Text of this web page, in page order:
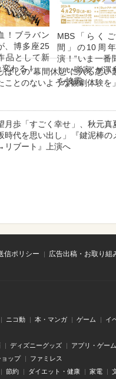
！ブラバン
、博多座25
品として新
変わる！
MBS「らく
間」の10周
演！“いま一番
しい噺家”が渾
を披露
ばしの“幕間休憩”に入る悪い
ことのないような観劇体験を」
月歩「すごく幸せ」、秋元真
時代を思い出し」『鍵泥棒の
リブート』上演へ
信ポリシー
広告出稿・お取り組
ニコ動 本・マンガ ゲーム イ
ディズニーグッズ アプリ・ゲーム
ョップ ファミレス
節約 ダイエット・健康 家電